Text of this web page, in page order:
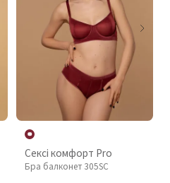
Сексі комфорт Pro
Бра балконет 305SC